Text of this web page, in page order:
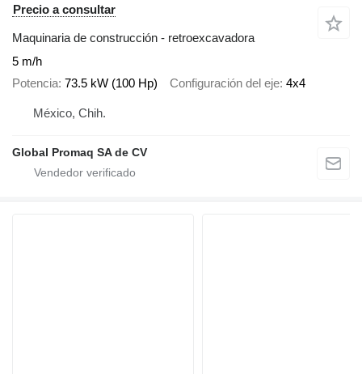
Precio a consultar
Maquinaria de construcción - retroexcavadora
5 m/h
Potencia 73.5 kW (100 Hp) Configuración del eje 4x4
México, Chih.
Global Promaq SA de CV